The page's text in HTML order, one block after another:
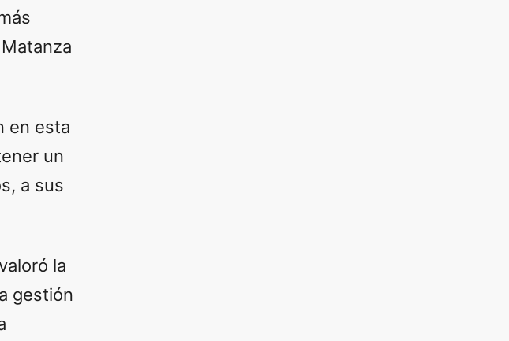
en esta
un
a sus
la
gestión